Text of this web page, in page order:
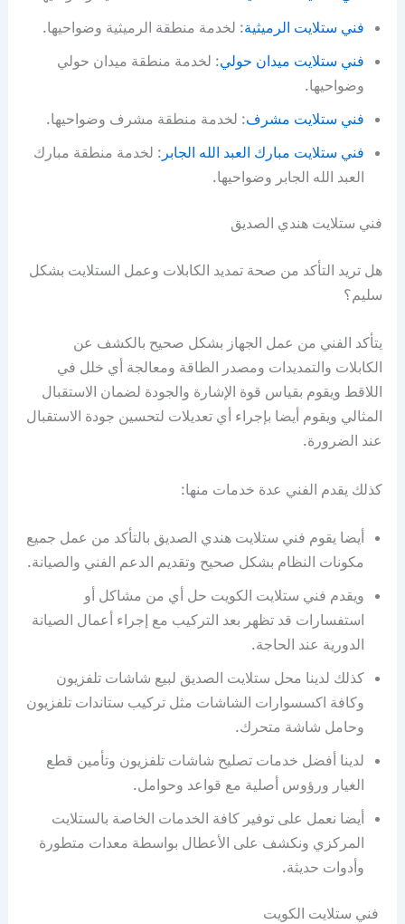
فني ستلايت الرميثية: لخدمة منطقة الرميثية وضواحيها.
فني ستلايت ميدان حولي: لخدمة منطقة ميدان حولي
وضواحيها.
فني ستلايت مشرف: لخدمة منطقة مشرف وضواحيها.
فني ستلايت مبارك العبد الله الجابر : لخدمة منطقة مبارك
العبد الله الجابر وضواحيها.
فني ستلايت هندي الصديق
هل تريد التأكد من صحة تمديد الكابلات وعمل الستلايت بشكل
سليم؟
يتأكد الفني من عمل الجهاز بشكل صحيح بالكشف عن
الكابلات والتمديدات ومصدر الطاقة ومعالجة أي خلل في
اللاقط ويقوم بقياس قوة الإشارة والجودة لضمان الاستقبال
المثالي ويقوم أيضا بإجراء أي تعديلات لتحسين جودة الاستقبال
عند الضرورة.
كذلك يقدم الفني عدة خدمات منها:
أيضا يقوم فني ستلايت هندي الصديق بالتأكد من عمل جميع
مكونات النظام بشكل صحيح وتقديم الدعم الفني والصيانة.
ويقدم فني ستلايت الكويت حل أي من مشاكل أو
استفسارات قد تظهر بعد التركيب مع إجراء أعمال الصيانة
الدورية عند الحاجة.
كذلك لدينا محل ستلايت الصديق لبيع شاشات تلفزيون
وكافة اكسسوارات الشاشات مثل تركيب ستاندات تلفزيون
وحامل شاشة متحرك.
لدينا أفضل خدمات تصليح شاشات تلفزيون وتأمين قطع
الغيار ورؤوس أصلية مع قواعد وحوامل.
أيضا نعمل على توفير كافة الخدمات الخاصة بالستلايت
المركزي ونكشف على الأعطال بواسطة معدات متطورة
وأدوات حديثة.
فني ستلايت الكويت